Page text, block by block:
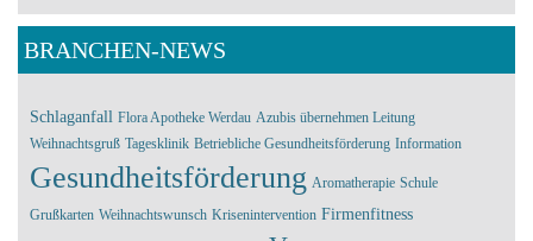
BRANCHEN-NEWS
Schlaganfall Flora Apotheke Werdau Azubis übernehmen Leitung
Weihnachtsgruß Tagesklinik Betriebliche Gesundheitsförderung Information
Gesundheitsförderung Aromatherapie Schule
Grußkarten Weihnachtswunsch Krisenintervention Firmenfitness